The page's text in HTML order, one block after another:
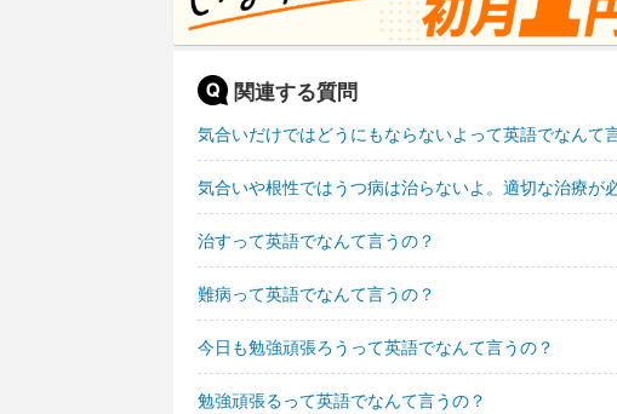
関連する質問
気合いだけではどうにもならないよって英語でなんて
気合いや根性ではうつ病は治らないよ。適切な治療が
治すって英語でなんて言うの？
難病って英語でなんて言うの？
今日も勉強頑張ろうって英語でなんて言うの？
勉強頑張るって英語でなんて言うの？